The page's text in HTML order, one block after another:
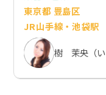
東京都 豊島区
JR山手線・池袋駅
樹 茉央（い